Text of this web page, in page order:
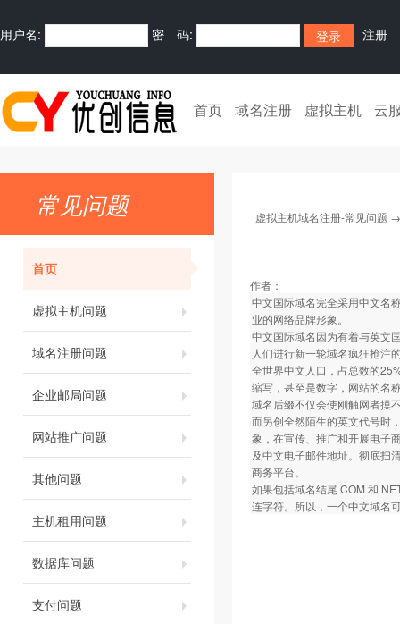
用户名: 密 码: 注册
首页 域名注册 虚拟主机 云
常见问题
首页
虚拟主机问题
域名注册问题
企业邮局问题
网站推广问题
其他问题
主机租用问题
数据库问题
支付问题
虚拟主机域名注册-常见问题
作者：
中文国际域名完全采用中文名
业的网络品牌形象。
中文国际域名因为有着与英文
人们进行新一轮域名疯狂抢注
全世界中文人口，占总数的
缩写，甚至是数字，网站的名
域名后缀不仅会使刚触网者摸
而另创全然陌生的英文代号时
象，在宣传、推广和开展电子
及中文电子邮件地址。彻底扫
商务平台。
如果包括域名结尾 COM 和
连字符。所以，一个中文域名